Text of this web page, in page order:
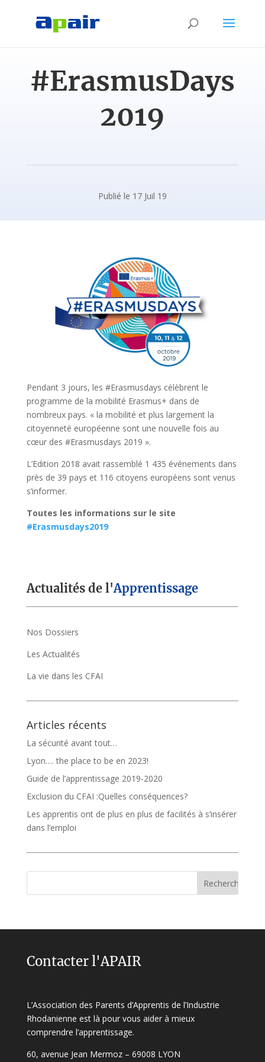
#ErasmusDays
2019
Publié le 17 Juil 19
Pendant 3 jours, les #Erasmusdays célèbrent le
programme de la mobilité Erasmus+ dans de
nombreux pays. « la mobilité et plus largement la
citoyenneté européenne sont une nouvelle fois au
cœur des #Erasmusdays 2019 ».
L’Edition 2018 avait rassemblé 1 435 événements dans
près de 39 pays et 116 citoyens européens sont venus
s’informer.
Toutes les informations sur le site
#Erasmusdays2019
Actualités de l'Apprentissage
Nos Dossiers
Les Actualités
La vie dans les CFAI
Articles récents
La sécurité avant tout…
Lyon…. the place to be en 2023!
Guide de l’apprentissage 2019-2020
Exclusion du CFAI :Quelles conséquences?
Les apprentis ont de plus en plus de facilités à s’insérer
dans l’emploi
Contacter l'APAIR
L’Association des Parents d’Apprentis de l’Industrie
Rhodanienne est là pour vous aider à mieux
comprendre l’apprentissage.
60, avenue Jean Mermoz – 69008 LYON